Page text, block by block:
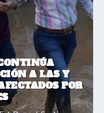
A LAS Y
POR